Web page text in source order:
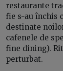
restaurante
fie s-au închis
destinate
cafenele de
fine dining).
perturbat.